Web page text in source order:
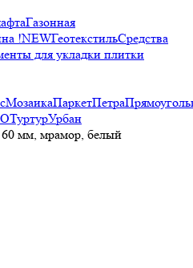
Газонная
!NEWГеотекстильСредства
для укладки плитки
МозаикаПаркетПетра
ТуртурУрбан
60 мм, мрамор, белый